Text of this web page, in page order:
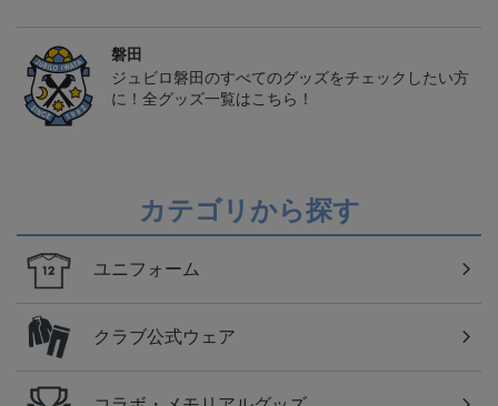
磐田
ジュビロ磐田のすべてのグッズをチェックしたい方
に！全グッズ一覧はこちら！
カテゴリから探す
ユニフォーム
クラブ公式ウェア